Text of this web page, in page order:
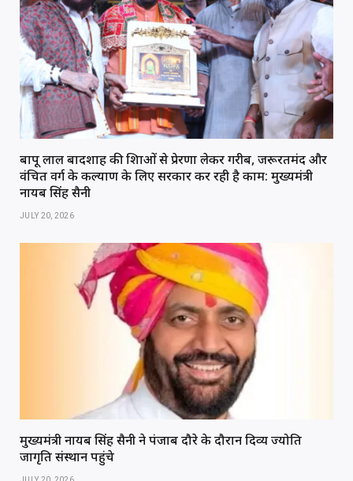
बापू लाल बादशाह की शिक्षाओं से प्रेरणा लेकर गरीब, जरूरतमंद और
वंचित वर्ग के कल्याण के लिए सरकार कर रही है काम: मुख्यमंत्री
नायब सिंह सैनी
JULY 20, 2026
मुख्यमंत्री नायब सिंह सैनी ने पंजाब दौरे के दौरान दिव्य ज्योति
जागृति संस्थान पहुंचे